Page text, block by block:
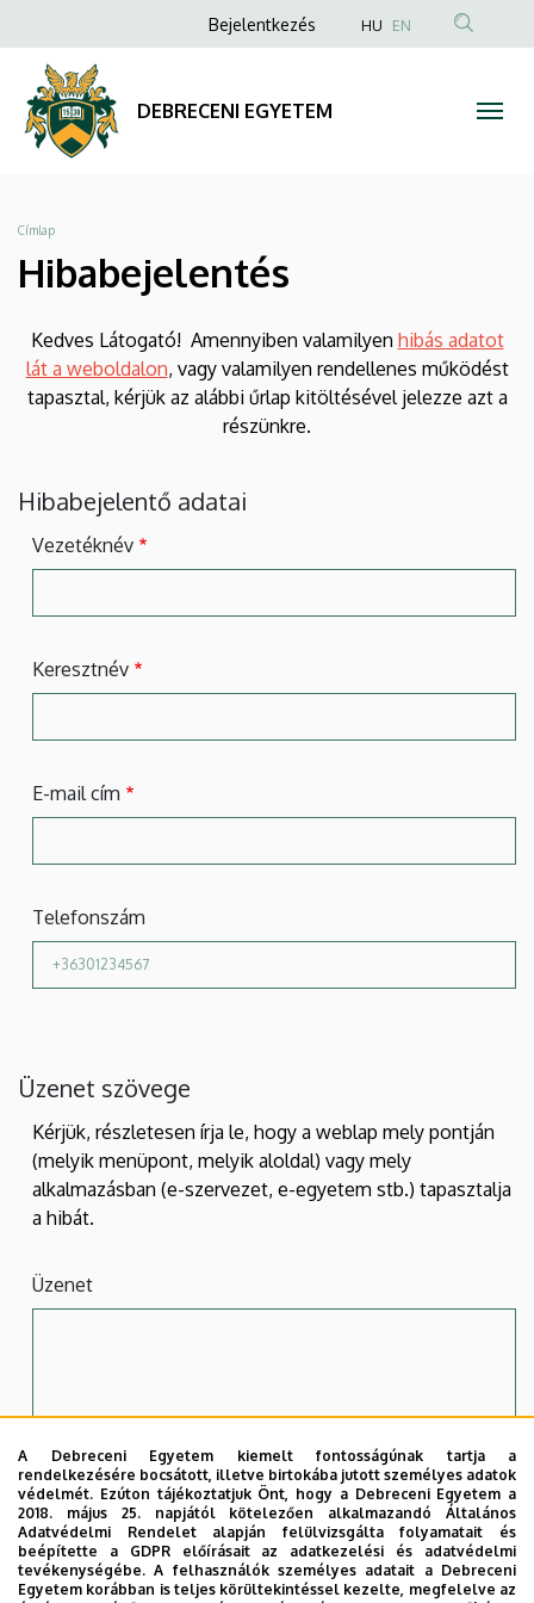
Hibabejelentés
DEBRECENI
EGYETEM
a
tartalomra
Anonim
menüje
Bejelentkezés HU EN
DEBRECENI EGYETEM
Morzsa
Címlap
Hibabejelentés
Kedves Látogató! Amennyiben valamilyen hibás adatot
lát a weboldalon, vagy valamilyen rendellenes működést
tapasztal, kérjük az alábbi űrlap kitöltésével jelezze azt a
részünkre.
Hibabejelentő adatai
Vezetéknév
Keresztnév
E-mail cím
Telefonszám
Üzenet szövege
Kérjük, részletesen írja le, hogy a weblap mely pontján
(melyik menüpont, melyik aloldal) vagy mely
alkalmazásban (e-szervezet, e-egyetem stb.) tapasztalja
a hibát.
Üzenet
AzAdatkezelési tájékoztatótmegismerve hozzájárulok
adataim felhasználásához.
A Debreceni Egyetem kiemelt fontosságúnak tartja a
rendelkezésére bocsátott, illetve birtokába jutott személyes adatok
védelmét. Ezúton tájékoztatjuk Önt, hogy a Debreceni Egyetem a
2018. május 25. napjától kötelezően alkalmazandó Általános
Adatvédelmi Rendelet alapján felülvizsgálta folyamatait és
beépítette a GDPR előírásait az adatkezelési és adatvédelmi
tevékenységébe. A felhasználók személyes adatait a Debreceni
Egyetem korábban is teljes körültekintéssel kezelte, megfelelve az